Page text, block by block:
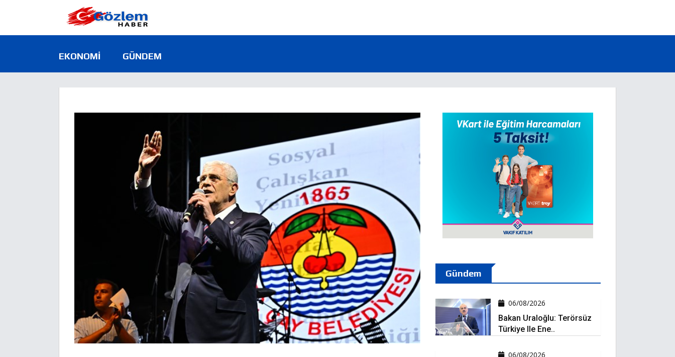
EKONOMI GÜNDEM
Gündem
06/08/2026
Bakan Uraloğlu: Terörsüz
Türkiye Ile Ene..
06/08/2026